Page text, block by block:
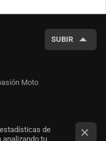
SUBIR
Moto
de
analizando tu